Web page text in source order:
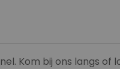
Kom bij ons langs